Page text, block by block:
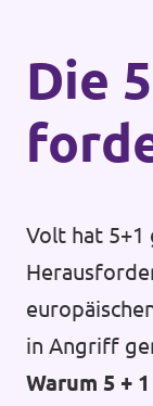
Die
Volt hat 5+1
in Angriff
Warum 5 +